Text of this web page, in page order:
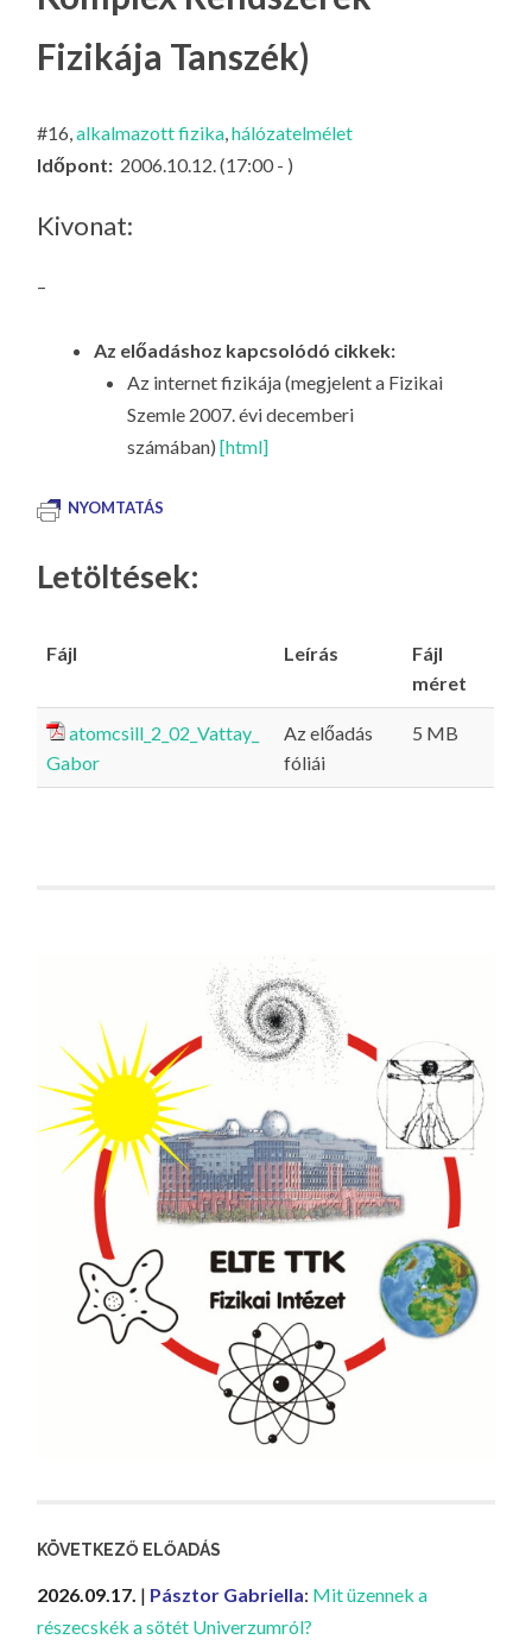
G
KI
Fizikája Tanszék)
#16,alkalmazott fizika,hálózatelmélet
Időpont: 2006.10.12. (17:00 - )
Kivonat:
–
Az előadáshoz kapcsolódó cikkek:
Az internet fizikája (megjelent a Fizikai
Szemle 2007. évi decemberi
számában) [html]
NYOMTATÁS
Letöltések:
Fájl Leírás
Fájl
méret
atomcsill_2_02_Vattay_
Gabor
Az előadás
fóliái
5 MB
KÖVETKEZŐ ELŐADÁS
2026.09.17. | Pásztor Gabriella: Mit üzennek a
részecskék a sötét Univerzumról?